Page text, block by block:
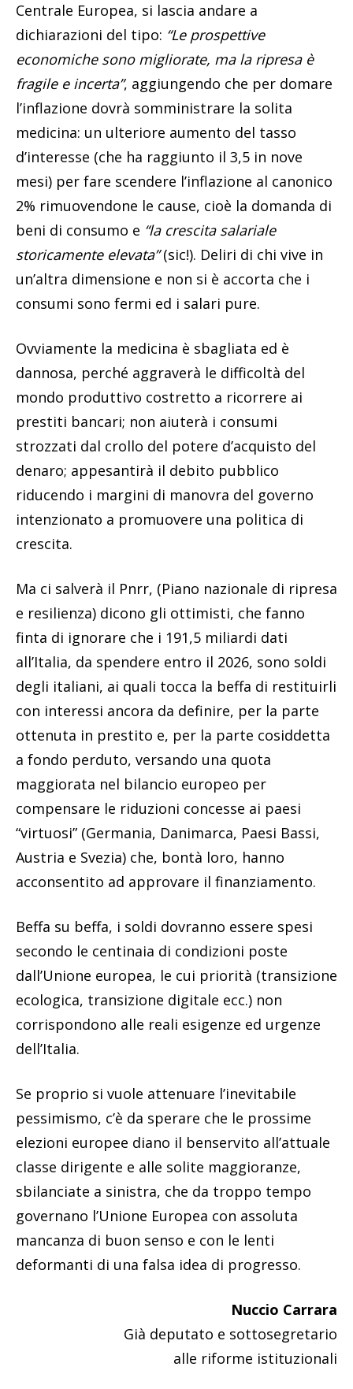
Centrale Europea, si lascia andare a
dichiarazioni del tipo: “Le prospettive
economiche sono migliorate, ma la ripresa è
fragile e incerta”, aggiungendo che per domare
l’inflazione dovrà somministrare la solita
medicina: un ulteriore aumento del tasso
d’interesse (che ha raggiunto il 3,5 in nove
mesi) per fare scendere l’inflazione al canonico
2% rimuovendone le cause, cioè la domanda di
beni di consumo e “la crescita salariale
storicamente elevata”(sic!). Deliri di chi vive in
un’altra dimensione e non si è accorta che i
consumi sono fermi ed i salari pure.
Ovviamente la medicina è sbagliata ed è
dannosa, perché aggraverà le difficoltà del
mondo produttivo costretto a ricorrere ai
prestiti bancari; non aiuterà i consumi
strozzati dal crollo del potere d’acquisto del
denaro; appesantirà il debito pubblico
riducendo i margini di manovra del governo
intenzionato a promuovere una politica di
crescita.
Ma ci salverà il Pnrr, (Piano nazionale di ripresa
e resilienza) dicono gli ottimisti, che fanno
finta di ignorare che i 191,5 miliardi dati
all’Italia, da spendere entro il 2026, sono soldi
degli italiani, ai quali tocca la beffa di restituirli
con interessi ancora da definire, per la parte
ottenuta in prestito e, per la parte cosiddetta
a fondo perduto, versando una quota
maggiorata nel bilancio europeo per
compensare le riduzioni concesse ai paesi
“virtuosi” (Germania, Danimarca, Paesi Bassi,
Austria e Svezia) che, bontà loro, hanno
acconsentito ad approvare il finanziamento.
Beffa su beffa, i soldi dovranno essere spesi
secondo le centinaia di condizioni poste
dall’Unione europea, le cui priorità (transizione
ecologica, transizione digitale ecc.) non
corrispondono alle reali esigenze ed urgenze
dell’Italia.
Se proprio si vuole attenuare l’inevitabile
pessimismo, c’è da sperare che le prossime
elezioni europee diano il benservito all’attuale
classe dirigente e alle solite maggioranze,
sbilanciate a sinistra, che da troppo tempo
governano l’Unione Europea con assoluta
mancanza di buon senso e con le lenti
deformanti di una falsa idea di progresso.
Nuccio Carrara
Già deputato e sottosegretario
alle riforme istituzionali